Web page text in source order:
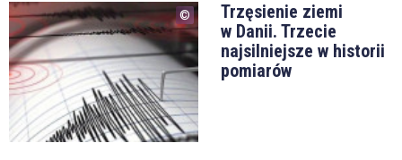
Trzęsienie ziemi
w Danii. Trzecie
najsilniejsze w historii
pomiarów